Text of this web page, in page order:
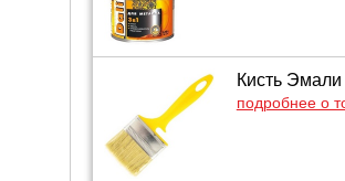
Кисть
подробнее о